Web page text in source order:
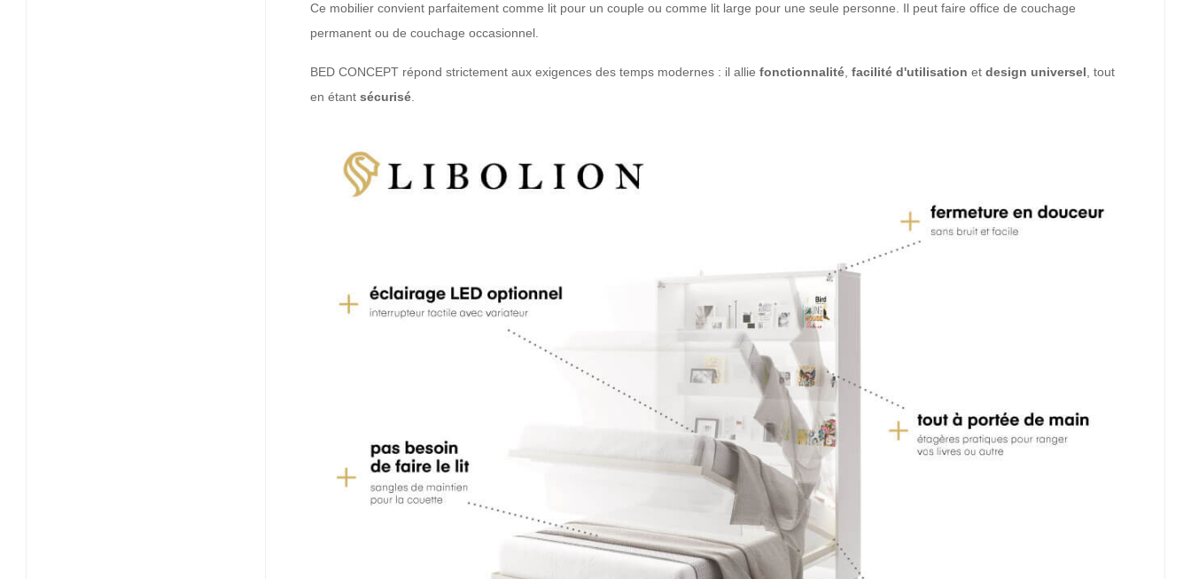
Ce mobilier convient parfaitement comme lit pour un couple ou comme lit large pour une seule personne. Il peut faire office de couchage
permanent ou de couchage occasionnel.
BED CONCEPT répond strictement aux exigences des temps modernes : il allie fonctionnalité facilité d'utilisation et design universel , tout
en étant sécurisé